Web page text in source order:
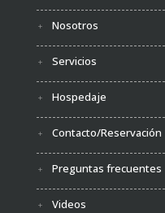
Nosotros
Servicios
Hospedaje
Contacto/Reservación
Preguntas frecuentes
Videos